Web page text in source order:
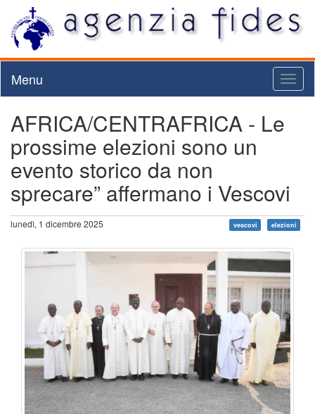
Menu
AFRICA/CENTRAFRICA - Le
prossime elezioni sono un
evento storico da non
sprecare” affermano i Vescovi
lunedì, 1 dicembre 2025 vescovi elezioni